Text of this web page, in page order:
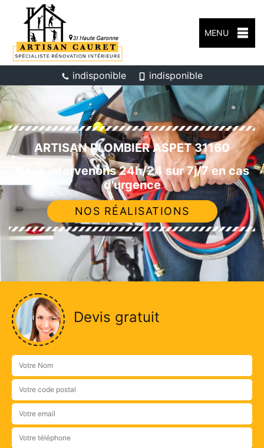
MENU
indisponible indisponible
ARTISAN PLOMBIER ASPET 31160
Nous intervenons 24h/24 sur 7j/7 en cas
d'urgence
NOS RÉALISATIONS
Devis gratuit